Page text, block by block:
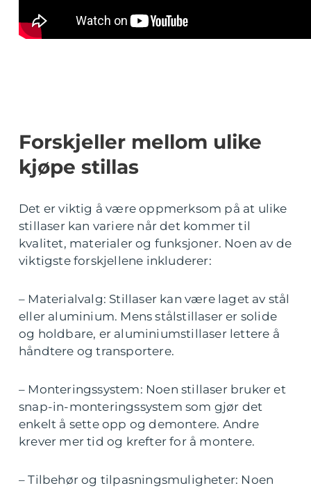
Forskjeller mellom ulike
kjøpe stillas
Det er viktig å være oppmerksom på at ulike
stillaser kan variere når det kommer til
kvalitet, materialer og funksjoner. Noen av de
viktigste forskjellene inkluderer:
– Materialvalg: Stillaser kan være laget av stål
eller aluminium. Mens stålstillaser er solide
og holdbare, er aluminiumstillaser lettere å
håndtere og transportere.
– Monteringssystem: Noen stillaser bruker et
snap-in-monteringssystem som gjør det
enkelt å sette opp og demontere. Andre
krever mer tid og krefter for å montere.
– Tilbehør og tilpasningsmuligheter: Noen